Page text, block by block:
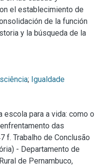
el establecimiento de
de la función
y la búsqueda de la
; Igualdade
escola para a vida: como o
das
f. Trabalho de Conclusão
- Departamento de
de Pernambuco,